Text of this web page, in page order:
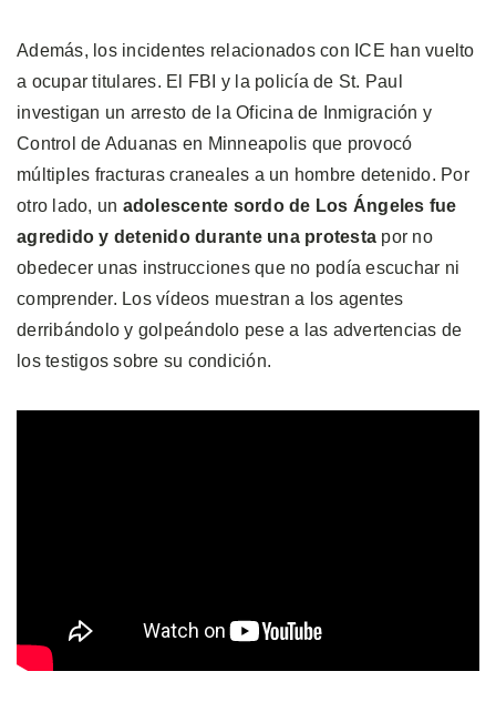
Además, los incidentes relacionados con ICE han vuelto
a ocupar titulares. El FBI y la policía de St. Paul
investigan un arresto de la Oficina de Inmigración y
Control de Aduanas en Minneapolis que provocó
múltiples fracturas craneales a un hombre detenido. Por
otro lado, un adolescente sordo de Los Ángeles fue
agredido y detenido durante una protesta por no
obedecer unas instrucciones que no podía escuchar ni
comprender. Los vídeos muestran a los agentes
derribándolo y golpeándolo pese a las advertencias de
los testigos sobre su condición.